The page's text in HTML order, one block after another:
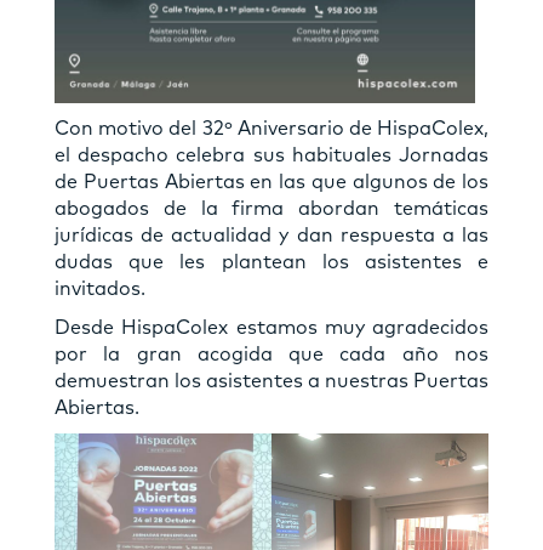
Con motivo del 32º Aniversario de HispaColex,
el despacho celebra sus habituales Jornadas
de Puertas Abiertas en las que algunos de los
abogados de la firma abordan temáticas
jurídicas de actualidad y dan respuesta a las
dudas que les plantean los asistentes e
invitados.
Desde HispaColex estamos muy agradecidos
por la gran acogida que cada año nos
demuestran los asistentes a nuestras Puertas
Abiertas.